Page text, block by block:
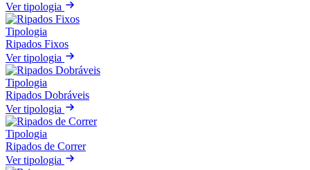
Ver tipologia
Tipologia
Ripados Fixos
Ver tipologia
Tipologia
Ripados Dobráveis
Ver tipologia
Tipologia
Ripados de Correr
Ver tipologia